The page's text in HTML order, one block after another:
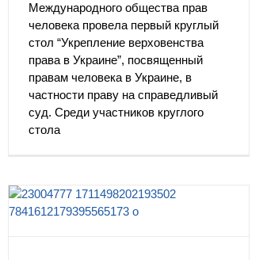
Международного общества прав
человека провела первый круглый
стол “Укрепление верховенства
права в Украине”, посвященный
правам человека в Украине, в
частности праву на справедливый
суд. Среди участников круглого
стола